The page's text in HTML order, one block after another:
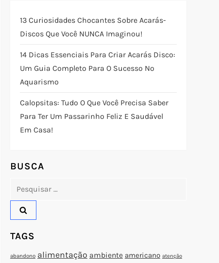
13 Curiosidades Chocantes Sobre Acarás-
Discos Que Você NUNCA Imaginou!
14 Dicas Essenciais Para Criar Acarás Disco:
Um Guia Completo Para O Sucesso No
Aquarismo
Calopsitas: Tudo O Que Você Precisa Saber
Para Ter Um Passarinho Feliz E Saudável
Em Casa!
BUSCA
Pesquisar
TAGS
abandono alimentação ambiente americano atenção